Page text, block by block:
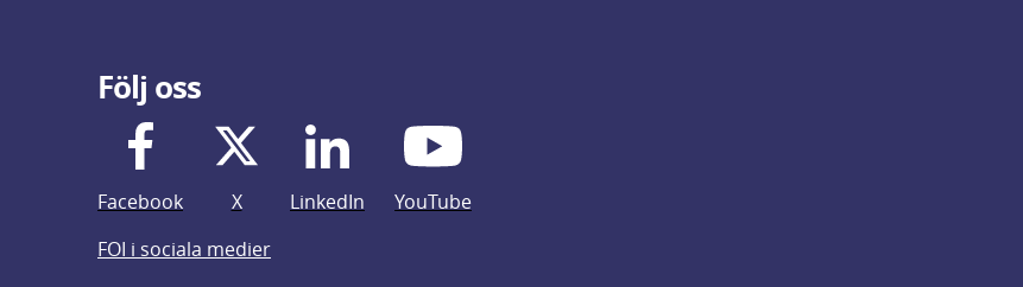
Följ oss
Facebook X LinkedIn
YouTube
FOI i sociala medier